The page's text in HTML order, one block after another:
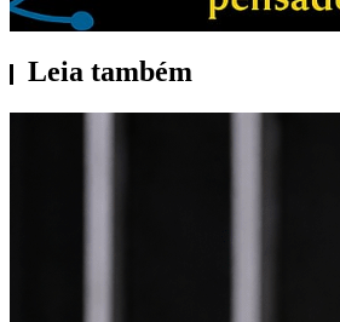
Leia também